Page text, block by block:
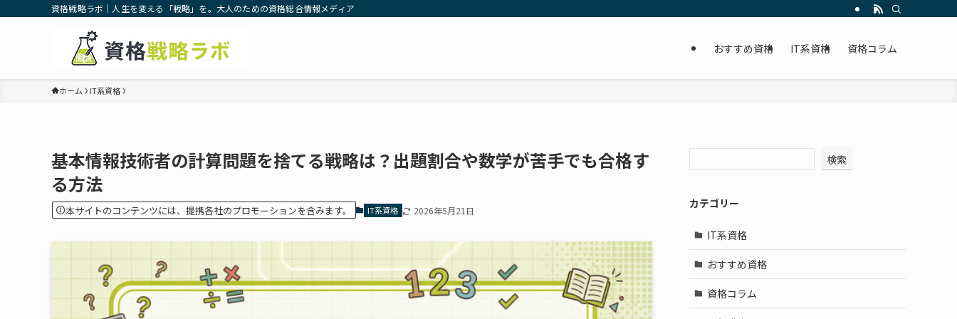
資格戦略ラボ｜人生を変える「戦略」を。大人のための資格総合情報メディア
おすすめ資格 IT系資格 資格コラム
ホーム IT系資格
基本情報技術者の計算問題を捨てる戦略は？出題割合や数学が苦手でも合格す
る方法
本サイトのコンテンツには、提携各社のプロモーションを含みます。 IT系資格 2026年5月21日
検索
カテゴリー
IT系資格
おすすめ資格
資格コラム